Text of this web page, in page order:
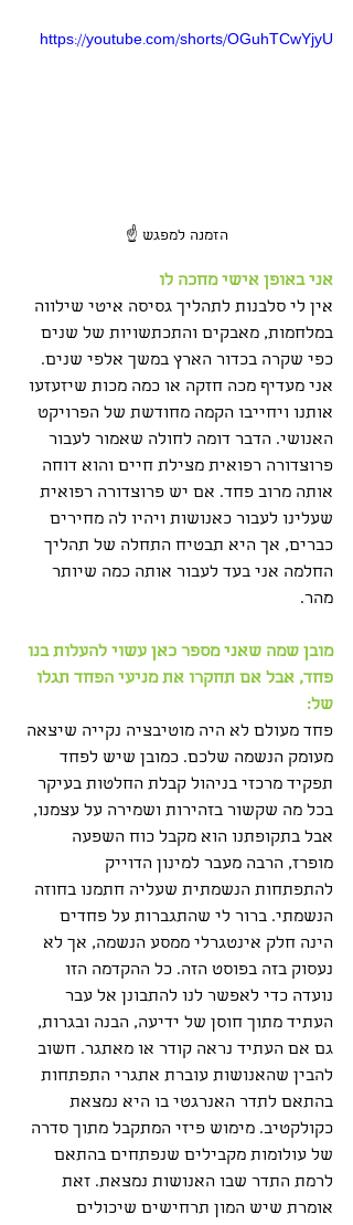
https://youtube.com/shorts/OGuhTCwYjyU
הזמנה למפגש ☝️
אני באופן אישי מחכה לו
אין לי סלבנות לתהליך גסיסה איטי שילווה
במלחמות, מאבקים והתכתשויות של שנים
כפי שקרה בכדור הארץ במשך אלפי שנים.
אני מעדיף מכה חזקה או כמה מכות שיזעזעו
אותנו ויחייבו הקמה מחודשת של הפרויקט
האנושי. הדבר דומה לחולה שאמור לעבור
פרוצדורה רפואית מצילת חיים והוא דוחה
אותה מרוב פחד. אם יש פרוצדורה רפואית
שעלינו לעבור כאנושות ויהיו לה מחירים
כברים, אך היא תבטיח התחלה של תהליך
החלמה אני בעד לעבור אותה כמה שיותר
מהר.
מובן שמה שאני מספר כאן עשוי להעלות בנו
פחד, אבל אם תחקרו את מניעי הפחד תגלו
של:
פחד מעולם לא היה מוטיבציה נקייה שיצאה
מעומק הנשמה שלכם. כמובן שיש לפחד
תפקיד מרכזי בניהול קבלת החלטות בעיקר
בכל מה שקשור בזהירות ושמירה על עצמנו,
אבל בתקופתנו הוא מקבל כוח השפעה
מופרז, הרבה מעבר למינון הדוייק
להתפתחות הנשמתית שעליה חתמנו בחוזה
הנשמתי. ברור לי שהתגברות על פחדים
הינה חלק אינטגרלי ממסע הנשמה, אך לא
נעסוק בזה בפוסט הזה. כל ההקדמה הזו
נועדה כדי לאפשר לנו להתבונן אל עבר
העתיד מתוך חוסן של ידיעה, הבנה ובגרות,
גם אם העתיד נראה קודר או מאתגר. חשוב
להבין שהאנושות עוברת אתגרי התפתחות
בהתאם לתדר האנרגטי בו היא נמצאת
כקולקטיב. מימוש פיזי המתקבל מתוך סדרה
של עולומות מקבילים שנפתחים בהתאם
לרמת התדר שבו האנושות נמצאת. זאת
אומרת שיש המון תרחישים שיכולים